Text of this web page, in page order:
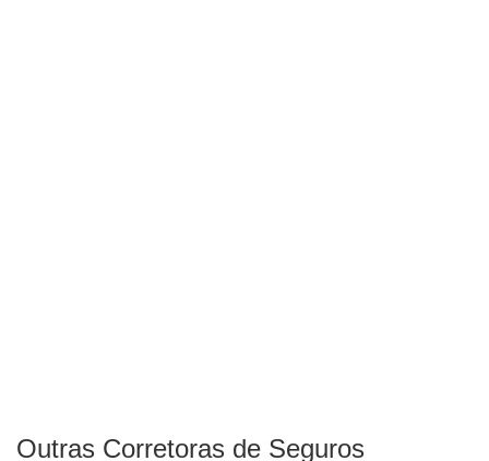
Outras Corretoras de Seguros